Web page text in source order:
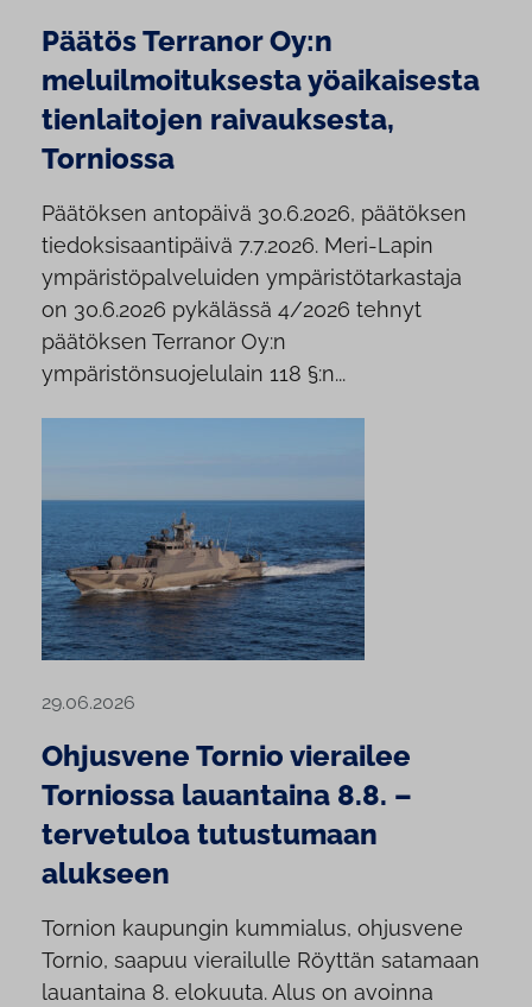
Päätös Terranor Oy:n
meluilmoituksesta yöaikaisesta
tienlaitojen raivauksesta,
Torniossa
Päätöksen antopäivä 30.6.2026, päätöksen
tiedoksisaantipäivä 7.7.2026. Meri-Lapin
ympäristöpalveluiden ympäristötarkastaja
on 30.6.2026 pykälässä 4/2026 tehnyt
päätöksen Terranor Oy:n
ympäristönsuojelulain 118 §:n...
29.06.2026
Ohjusvene Tornio vierailee
Torniossa lauantaina 8.8. –
tervetuloa tutustumaan
alukseen
Tornion kaupungin kummialus, ohjusvene
Tornio, saapuu vierailulle Röyttän satamaan
lauantaina 8. elokuuta. Alus on avoinna